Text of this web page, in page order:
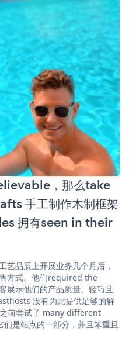
，那么take
手工制作木制框架
拥有seen in their
品展上开展业务几个月后，
方式。他们required the
展示他们的产品质量、轻巧且
没有为此提供足够的解
前尝试了 many different
是站点的一部分，并且笨重且